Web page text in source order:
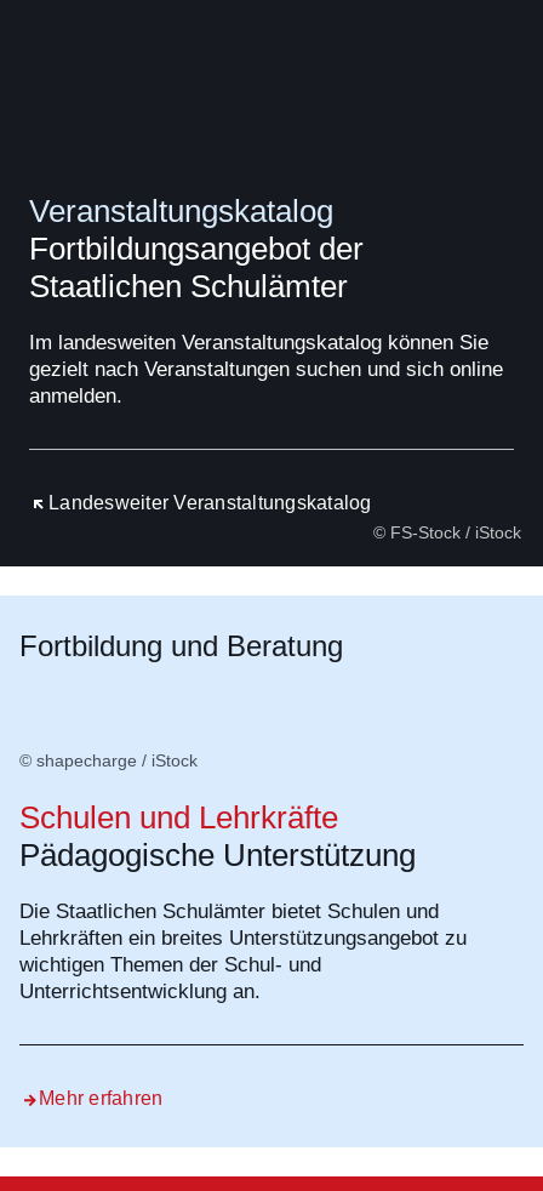
© FS-Stock / iStock
Veranstaltungskatalog
Fortbildungsangebot der
Staatlichen Schulämter
Im landesweiten Veranstaltungskatalog können Sie
gezielt nach Veranstaltungen suchen und sich online
anmelden.
Landesweiter Veranstaltungskatalog
Öffnet sich in einem neuen Fenster
Fortbildung und Beratung
© shapecharge / iStock
Schulen und Lehrkräfte
Pädagogische Unterstützung
Die Staatlichen Schulämter bietet Schulen und
Lehrkräften ein breites Unterstützungsangebot zu
wichtigen Themen der Schul- und
Unterrichtsentwicklung an.
Mehr erfahren